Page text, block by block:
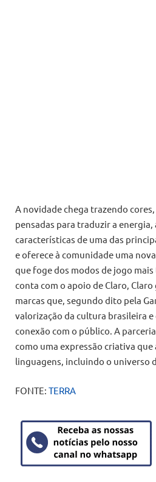
A novidade chega trazendo
pensadas para traduzir a energia,
características de uma das
e oferece à comunidade uma
que foge dos modos de jogo
conta com o apoio de Claro,
marcas que, segundo dito pela
valorização da cultura brasileira
conexão com o público. A
como uma expressão criativa
linguagens, incluindo o universo
FONTE: TERRA